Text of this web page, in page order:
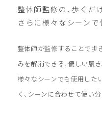
整体師監修の､歩くだ
さらに様々なシーンで
整体師が監修することで歩
みを解消できる､優しい履
様々なシーンでも使用した
く､シーンに合わせて使い